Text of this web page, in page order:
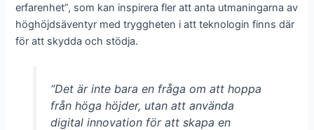
erfarenhet”, som kan inspirera fler att anta utmaningarna av
höghöjdsäventyr med tryggheten i att teknologin finns där
för att skydda och stödja.
“Det är inte bara en fråga om att hoppa
från höga höjder, utan att använda
digital innovation för att skapa en